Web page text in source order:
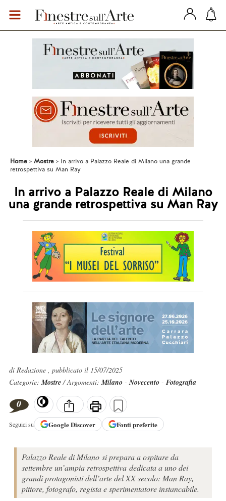
Home Mostre
In arrivo a Palazzo Reale di Milano una grande
retrospettiva su Man Ray
In arrivo a Palazzo Reale di Milano
una grande retrospettiva su Man Ray
di Redazione , pubblicato il 15/07/2025
Categorie:Mostre/ Argomenti:Milano -Novecento - Fotografia
0
Seguici su GoogleDiscover Fonti preferite
Palazzo Reale di Milano si prepara a ospitare da
settembre un’ampia retrospettiva dedicata a uno dei
grandi protagonisti dell’arte del XX secolo: Man Ray,
pittore, fotografo, regista e sperimentatore instancabile.